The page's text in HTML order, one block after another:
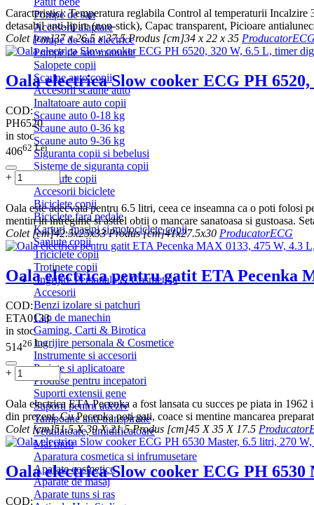
Pompe de san
Accesorii alaptare
Pompe de san electrice
Pompe de san manuale
Salopete copii
Scaune auto copii
Accesorii scaune auto
Inaltatoare auto copii
Scaune auto 0-18 kg
Scaune auto 0-36 kg
Scaune auto 9-36 kg
Siguranta copii si bebelusi
Sisteme de siguranta copii
Vehicule copii
Accesorii biciclete
Biciclete copii
Biciclete fara pedale
Karturi, masini si motociclete copii
Saniute copii
Triciclete copii
Trotinete copii
Ingrijire Personala & Cosmetica
Accesorii
Benzi izolare si patchuri
Cap de manechin
Gaming, Carti & Birotica
Ingrijire personala & Cosmetice
Instrumente si accesorii
Periute si aplicatoare
Produse pentru incepatori
Suporti extensii gene
Suporti pentru adeziv
Tampoane anti-transpiratie
Ventilatoare, umidificatoare
Mai mult
Aparatura cosmetica si infrumusetare
Aparate cosmetice
Aparate de masaj
Aparate tuns si ras
Caracteristici: Temperatura reglabila Control al temperaturii
detasabil anti-lipire (non-stick), Capac transparent, Picioare
Colet [cm]37 x 26.5 x 37.5 Produs [cm]34 x 22 x 35 ProducatorECG
Oala electrica Slow cooker ECG PH
COD:
PH6520
in stoc
40662 Lei
+ −
Oala este adecvata pentru 6.5 litri, ceea ce inseamna ca o poti
mentin in intregime si astfel obtii o mancare sanatoasa si gustoasa.
Colet [cm]42.5x25x33 Produs [cm]41x27.5x30 ProducatorECG
Oala electrica pentru gatit ETA Pecenka
COD:
ETA0133
in stoc
51426 Lei
+ −
Oala electrica ETA Pecenka a fost lansata cu succes pe piata in
din prezent. Cu Pecenka poti gati, coace si mentine mancarea
Colet [cm]51.5 X 39 X 21.5 Produs [cm]45 X 35 X 17.5 Producator
Oala electrica Slow cooker ECG PH
COD: